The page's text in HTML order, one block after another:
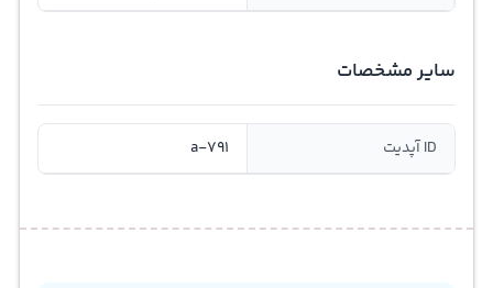
سایر مشخصات
ID آپدیت a-791